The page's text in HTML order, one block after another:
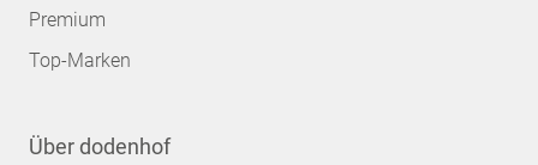
Premium
Top-Marken
Über dodenhof